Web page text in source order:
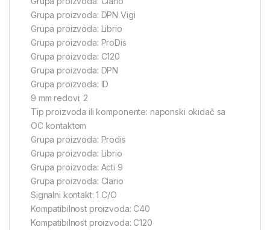
Grupa proizvoda: DPN Vigi
Grupa proizvoda: Librio
Grupa proizvoda: ProDis
Grupa proizvoda: C120
Grupa proizvoda: DPN
Grupa proizvoda: ID
9 mm redovi: 2
Tip proizvoda ili komponente: naponski okidač sa
OC kontaktom
Grupa proizvoda: Prodis
Grupa proizvoda: Librio
Grupa proizvoda: Acti 9
Grupa proizvoda: Clario
Signalni kontakt: 1 C/O
Kompatibilnost proizvoda: C40
Kompatibilnost proizvoda: C120